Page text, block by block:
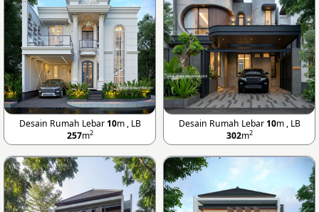
Desain Rumah Lebar 10m , LB
257m2
Desain Rumah Lebar 10m , LB
302m2